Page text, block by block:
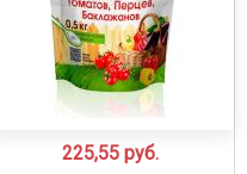
225,55 руб.